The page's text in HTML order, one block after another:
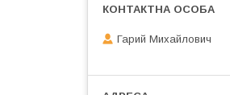
Гарий Михайлович